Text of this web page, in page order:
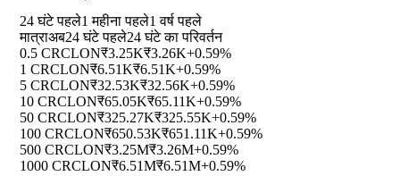
24 घंटे पहले1 महीना पहले1 वर्ष पहले
मात्राअब24 घंटे पहले24 घंटे का परिवर्तन
0.5 CRCLON₹3.25K₹3.26K+0.59%
1 CRCLON₹6.51K₹6.51K+0.59%
5 CRCLON₹32.53K₹32.56K+0.59%
10 CRCLON₹65.05K₹65.11K+0.59%
50 CRCLON₹325.27K₹325.55K+0.59%
100 CRCLON₹650.53K₹651.11K+0.59%
500 CRCLON₹3.25M₹3.26M+0.59%
1000 CRCLON₹6.51M₹6.51M+0.59%